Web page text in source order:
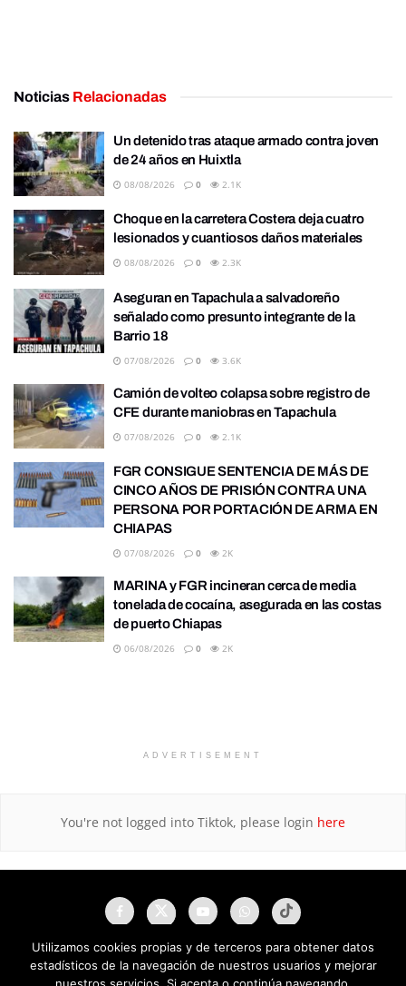
Noticias Relacionadas
Un detenido tras ataque armado contra joven
de 24 años en Huixtla
08/08/2026 0 2.1K
Choque en la carretera Costera deja cuatro
lesionados y cuantiosos daños materiales
08/08/2026 0 2.3K
Aseguran en Tapachula a salvadoreño
señalado como presunto integrante de la
Barrio 18
07/08/2026 0 3.6K
Camión de volteo colapsa sobre registro de
CFE durante maniobras en Tapachula
07/08/2026 0 2.1K
FGR CONSIGUE SENTENCIA DE MÁS DE
CINCO AÑOS DE PRISIÓN CONTRA UNA
PERSONA POR PORTACIÓN DE ARMA EN
CHIAPAS
07/08/2026 0 2K
MARINA y FGR incineran cerca de media
tonelada de cocaína, asegurada en las costas
de puerto Chiapas
06/08/2026 0 2K
ADVERTISEMENT
You're not logged into Tiktok, please login here
Utilizamos cookies propias y de terceros para obtener datos
estadísticos de la navegación de nuestros usuarios y mejorar